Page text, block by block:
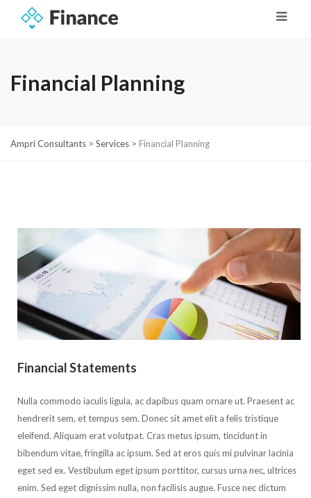
Financial Planning
Ampri Consultants > Services > Financial Planning
Financial Statements
Nulla commodo iaculis ligula, ac dapibus quam ornare ut. Praesent ac
hendrerit sem, et tempus sem. Donec sit amet elit a felis tristique
eleifend. Aliquam erat volutpat. Cras metus ipsum, tincidunt in
bibendum vitae, fringilla ac ipsum. Sed at eros quis mi pulvinar lacinia
eget sed ex. Vestibulum eget ipsum porttitor, cursus urna nec, ultrices
enim. Sed eget dignissim nulla, non facilisis augue. Fusce nec dictum